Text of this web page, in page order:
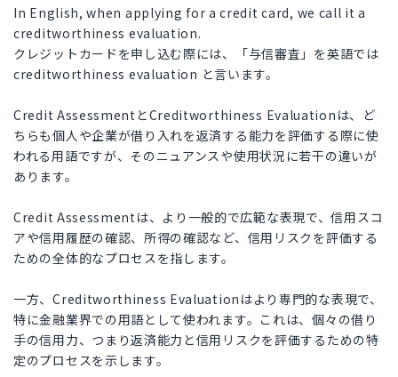
In English, when applying for a credit card, we call it a
creditworthiness evaluation.
クレジットカードを申し込む際には、「与信審査」を英語では
creditworthiness evaluation と言います。
Credit AssessmentとCreditworthiness Evaluationは、ど
ちらも個人や企業が借り入れを返済する能力を評価する際に使
われる用語ですが、そのニュアンスや使用状況に若干の違いが
あります。
Credit Assessmentは、より一般的で広範な表現で、信用スコ
アや信用履歴の確認、所得の確認など、信用リスクを評価する
ための全体的なプロセスを指します。
一方、Creditworthiness Evaluationはより専門的な表現で、
特に金融業界での用語として使われます。これは、個々の借り
手の信用力、つまり返済能力と信用リスクを評価するための特
定のプロセスを示します。